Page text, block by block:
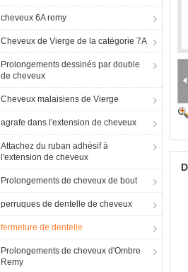
cheveux 6A remy
Cheveux de Vierge de la catégorie 7A
Prolongements dessinés par double
de cheveux
Cheveux malaisiens de Vierge
agrafe dans l'extension de cheveux
Attachez du ruban adhésif à
l'extension de cheveux
Prolongements de cheveux de bout
perruques de dentelle de cheveux
fermeture de dentelle
Prolongements de cheveux d'Ombre
Remy